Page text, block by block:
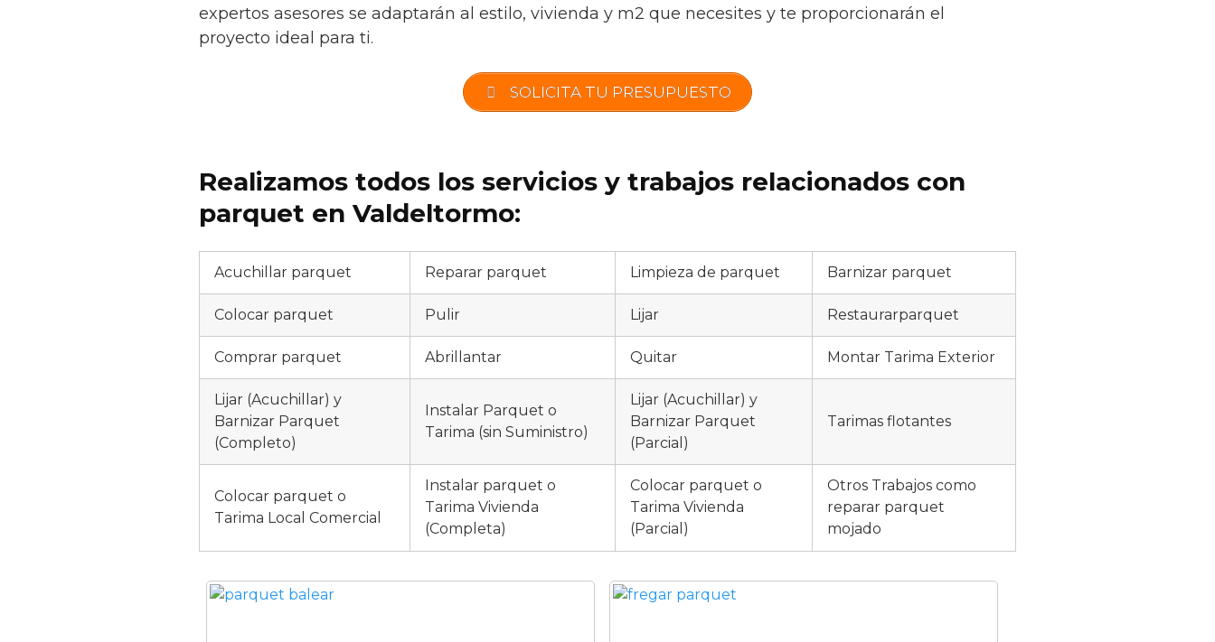
expertos asesores se adaptarán al estilo, vivienda y m2 que necesites y te proporcionarán el
proyecto ideal para ti.
SOLICITA TU PRESUPUESTO
Realizamos todos los servicios y trabajos relacionados con
parquet en Valdeltormo:
Acuchillar parquet Reparar parquet Limpieza de parquet Barnizar parquet
Colocar parquet Pulir Lijar Restaurarparquet
Comprar parquet Abrillantar Quitar Montar Tarima Exterior
Lijar (Acuchillar) y
Barnizar Parquet
(Completo)
Instalar Parquet o
Tarima (sin Suministro)
Lijar (Acuchillar) y
Barnizar Parquet
(Parcial)
Tarimas flotantes
Colocar parquet o
Tarima Local Comercial
Instalar parquet o
Tarima Vivienda
(Completa)
Colocar parquet o
Tarima Vivienda
(Parcial)
Otros Trabajos como
reparar parquet
mojado